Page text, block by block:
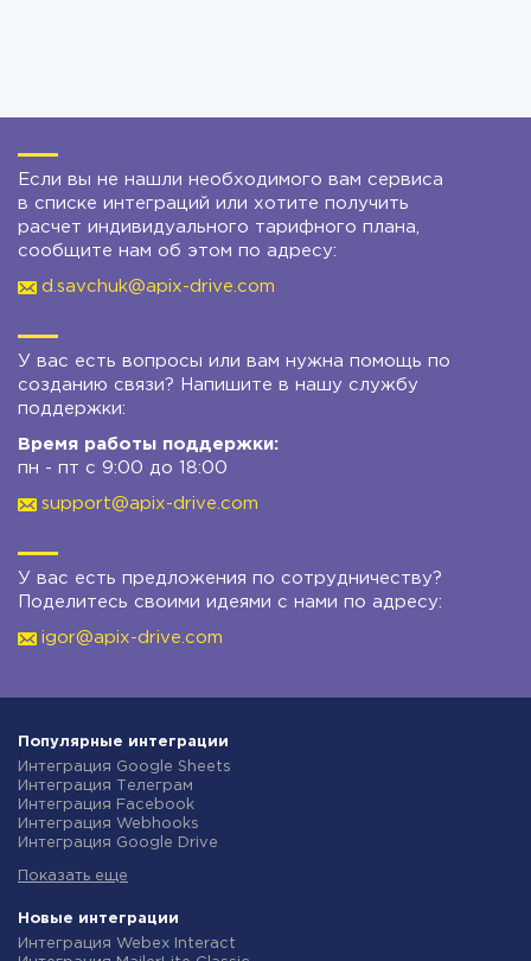
Если вы не нашли необходимого вам сервиса
в списке интеграций или хотите получить
расчет индивидуального тарифного плана,
сообщите нам об этом по адресу:
d.savchuk@apix-drive.com
У вас есть вопросы или вам нужна помощь по
созданию связи? Напишите в нашу службу
поддержки:
Время работы поддержки:
пн - пт с 9:00 до 18:00
support@apix-drive.com
У вас есть предложения по сотрудничеству?
Поделитесь своими идеями с нами по адресу:
igor@apix-drive.com
Популярные интеграции
Интеграция Google Sheets
Интеграция Телеграм
Интеграция Facebook
Интеграция Webhooks
Интеграция Google Drive
Интеграция Gmail
Интеграция Новая Почта
Интеграция Binotel
Интеграция OpenAI (ChatGPT)
Показать еще
Новые интеграции
Интеграция Webex Interact